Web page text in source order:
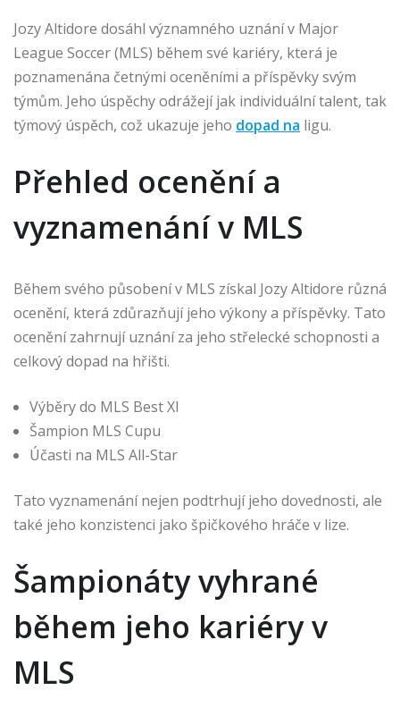
Jozy Altidore dosáhl významného uznání v Major
League Soccer (MLS) během své kariéry, která je
poznamenána četnými oceněními a příspěvky svým
týmům. Jeho úspěchy odrážejí jak individuální talent, tak
týmový úspěch, což ukazuje jeho dopad na ligu.
Přehled ocenění a
vyznamenání v MLS
Během svého působení v MLS získal Jozy Altidore různá
ocenění, která zdůrazňují jeho výkony a příspěvky. Tato
ocenění zahrnují uznání za jeho střelecké schopnosti a
celkový dopad na hřišti.
Výběry do MLS Best XI
Šampion MLS Cupu
Účasti na MLS All-Star
Tato vyznamenání nejen podtrhují jeho dovednosti, ale
také jeho konzistenci jako špičkového hráče v lize.
Šampionáty vyhrané
během jeho kariéry v
MLS